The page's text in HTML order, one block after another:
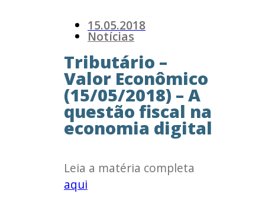
15.05.2018
Notícias
Tributário –
Valor Econômico
(15/05/2018) – A
questão fiscal na
economia digital
Leia a matéria completa
aqui